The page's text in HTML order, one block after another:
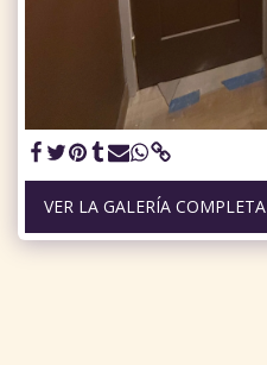
VER LA GALERÍA COMPLETA